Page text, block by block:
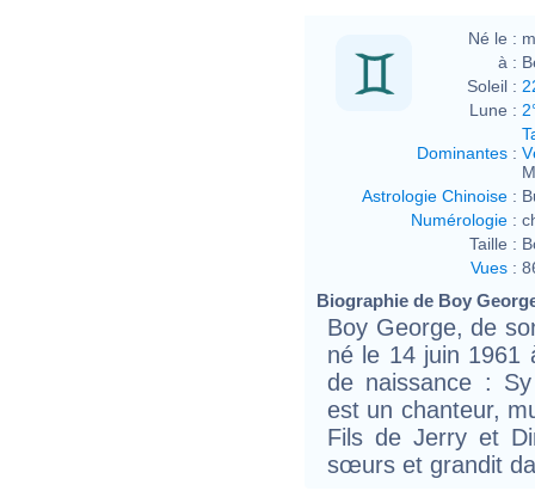
Né le :
à :
Soleil :
Lune :
Dominantes :
Astrologie Chinoise :
Numérologie :
Taille :
Vues :
Biographie de Boy
Boy George, de
né le 14 juin 1961
de naissance :
est un chanteur,
Fils de Jerry et
sœurs et grandit